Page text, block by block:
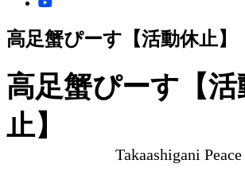
高足蟹ぴーす【活動休止】
高足蟹ぴーす【活
止】
Takaashigani Peace